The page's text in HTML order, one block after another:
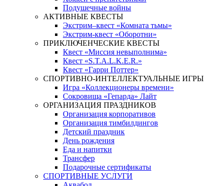
Подушечные войны
АКТИВНЫЕ КВЕСТЫ
Экстрим–квест «Комната тьмы»
Экстрим-квест «Оборотни»
ПРИКЛЮЧЕНЧЕСКИЕ КВЕСТЫ
Квест «Миссия невыполнима»
Квест «S.T.A.L.K.E.R.»
Квест «Гарри Поттер»
СПОРТИВНО-ИНТЕЛЛЕКТУАЛЬНЫЕ ИГРЫ
Игра «Коллекционеры времени»
Сокровища «Гепарда» Лайт
ОРГАНИЗАЦИЯ ПРАЗДНИКОВ
Организация корпоративов
Организация тимбилдингов
Детский праздник
День рождения
Еда и напитки
Трансфер
Подарочные сертификаты
СПОРТИВНЫЕ УСЛУГИ